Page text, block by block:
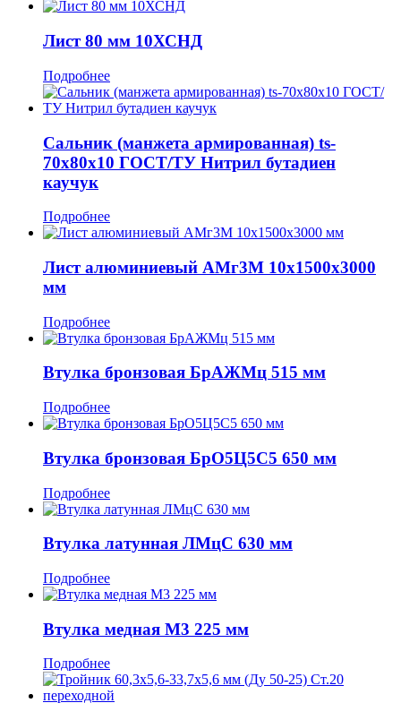
Лист 80 мм 10ХСНД
Подробнее
Сальник (манжета армированная) ts-
70x80x10 ГОСТ/ТУ Нитрил бутадиен
каучук
Подробнее
Лист алюминиевый АМг3М 10x1500x3000
мм
Подробнее
Втулка бронзовая БрАЖМц 515 мм
Подробнее
Втулка бронзовая БрО5Ц5С5 650 мм
Подробнее
Втулка латунная ЛМцС 630 мм
Подробнее
Втулка медная М3 225 мм
Подробнее